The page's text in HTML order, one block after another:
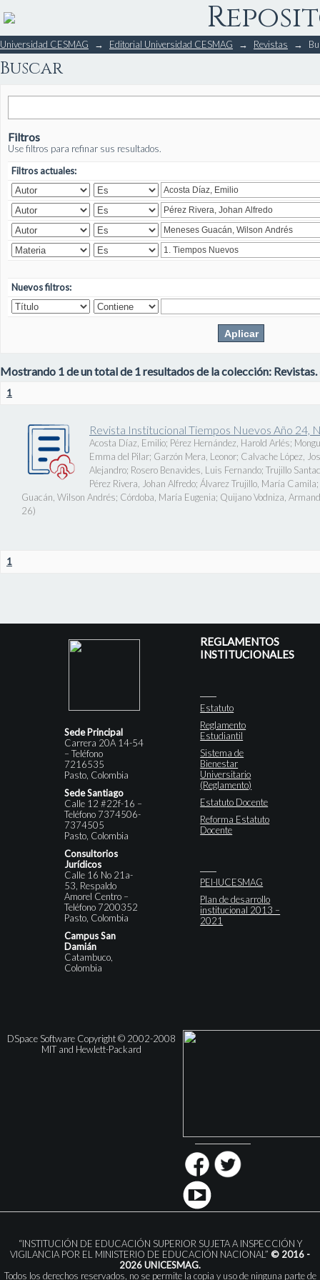
Buscar
Universidad CESMAG → Editorial Universidad CESMAG → Revistas →
Buscar
Filtros
Use filtros para refinar sus resultados.
Filtros actuales:
Nuevos filtros:
Mostrando 1 de un total de 1 resultados de la colección: Revistas.
1
Revista Institucional Tiempos Nuevos Año 24,
Acosta Díaz, Emilio; Pérez Hernández, Harold Arlés;
Emma del Pilar; Garzón Mera, Leonor; Calvache López,
Alejandro; Rosero Benavides, Luis Fernando; Trujillo
Pérez Rivera, Johan Alfredo; Álvarez Trujillo, María Camila;
Guacán, Wilson Andrés; Córdoba, María Eugenia; Quijano Vodniza,
26)
1
Sede Principal
Carrera 20A 14-54
– Teléfono
7216535
Pasto, Colombia
Sede Santiago
Calle 12 #22f-16 –
Teléfono 7374506-
7374505
Pasto, Colombia
Consultorios
Jurídicos
Calle 16 No 21a-
53, Respaldo
Amorel Centro –
Teléfono 7200352
Pasto, Colombia
Campus San
Damián
Catambuco,
Colombia
REGLAMENTOS
INSTITUCIONALES
Estatuto
Reglamento
Estudiantil
Sistema de
Bienestar
Universitario
(Reglamento)
Estatuto Docente
Reforma Estatuto
Docente
PEI-IUCESMAG
Plan de desarrollo
institucional 2013 –
2021
DSpace Software Copyright © 2002-2008
MIT and Hewlett-Packard
“INSTITUCIÓN DE EDUCACIÓN SUPERIOR SUJETA A INSPECCIÓN Y
VIGILANCIA POR EL MINISTERIO DE EDUCACIÓN NACIONAL” © 2016 -
2026 UNICESMAG.
Todos los derechos reservados, no se permite la copia y uso de ninguna parte de